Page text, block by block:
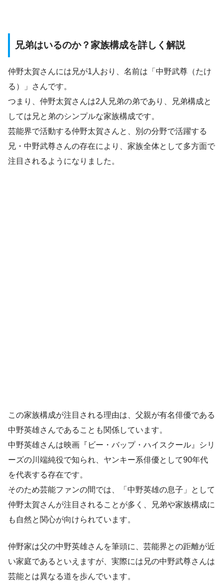
兄弟はいるのか？家族構成を詳しく解説
仲野太賀さんには兄が1人おり、名前は「中野武尊（たけ
る）」さんです。
つまり、仲野太賀さんは2人兄弟の弟であり、兄弟構成と
しては兄と弟のシンプルな家族構成です。
芸能界で活動する仲野太賀さんと、別の分野で活躍する
兄・中野武尊さんの存在により、家族全体として多方面で
注目されるようになりました。
この家族構成が注目される理由は、父親が有名俳優である
中野英雄さんであることも関係しています。
中野英雄さんは映画『ビー・バップ・ハイスクール』シリ
ーズの川端純役で知られ、ヤンキー系俳優として90年代
を代表する存在です。
そのため芸能ファンの間では、「中野英雄の息子」として
仲野太賀さんが注目されることが多く、兄弟や家族構成に
も自然と関心が向けられています。
仲野家は父の中野英雄さんを筆頭に、芸能界との距離が近
い家庭であるといえますが、実際には兄の中野武尊さんは
芸能とは異なる道を歩んでいます。